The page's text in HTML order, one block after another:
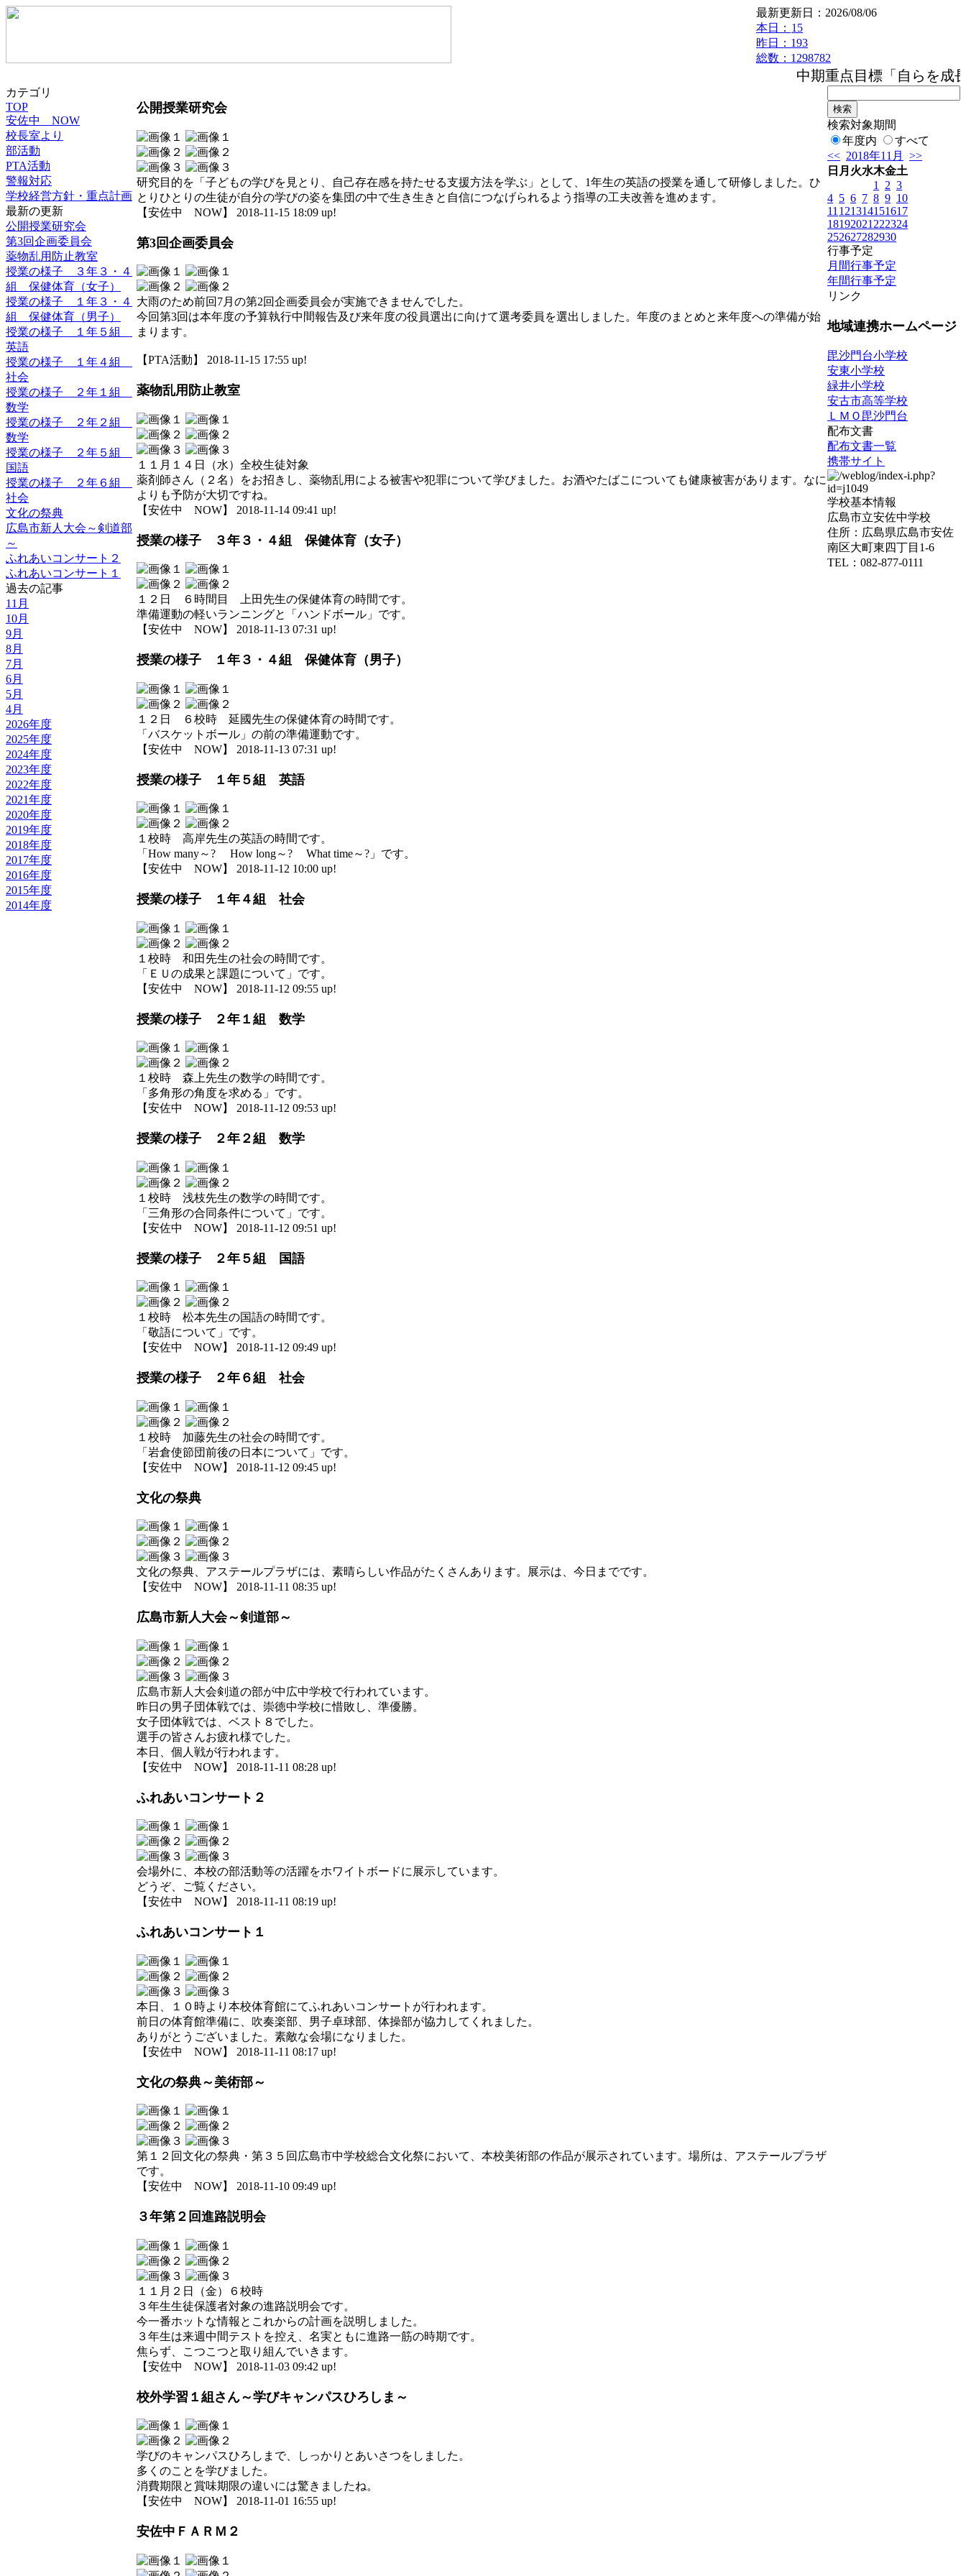
最新更新日：2026/08/06
本日： 15
昨日：193
総数：1298782
中期重点目標「自らを成長
カテゴリ
TOP
安佐中 NOW
校長室より
部活動
PTA活動
警報対応
学校経営方針・重点計画
最新の更新
公開授業研究会
第3回企画委員会
薬物乱用防止教室
授業の様子 ３年３・４
組 保健体育（女子）
授業の様子 １年３・４
組 保健体育（男子）
授業の様子 １年５組
英語
授業の様子 １年４組
社会
授業の様子 ２年１組
数学
授業の様子 ２年２組
数学
授業の様子 ２年５組
国語
授業の様子 ２年６組
社会
文化の祭典
広島市新人大会～剣道部
～
ふれあいコンサート２
ふれあいコンサート１
過去の記事
11月
10月
9月
8月
7月
6月
5月
4月
2026年度
2025年度
2024年度
2023年度
2022年度
2021年度
2020年度
2019年度
2018年度
2017年度
2016年度
2015年度
2014年度
公開授業研究会
研究目的を「子どもの学びを見とり、自己存在感を持たせる支援方法を学ぶ」として、1年生の英語の授業を通して研修しました。ひ
とりひとりの生徒が自分の学びの姿を集団の中で生き生きと自信につなげられるよう指導の工夫改善を進めます。
【安佐中 NOW】 2018-11-15 18:09 up!
第3回企画委員会
大雨のため前回7月の第2回企画委員会が実施できませんでした。
今回第3回は本年度の予算執行中間報告及び来年度の役員選出に向けて選考委員を選出しました。年度のまとめと来年度への準備が始
まります。
【PTA活動】 2018-11-15 17:55 up!
薬物乱用防止教室
１１月１４日（水）全校生徒対象
薬剤師さん（２名）をお招きし、薬物乱用による被害や犯罪について学びました。お酒やたばこについても健康被害があります。なに
よりも予防が大切ですね。
【安佐中 NOW】 2018-11-14 09:41 up!
授業の様子 ３年３・４組 保健体育（女子）
１２日 ６時間目 上田先生の保健体育の時間です。
準備運動の軽いランニングと「ハンドボール」です。
【安佐中 NOW】 2018-11-13 07:31 up!
授業の様子 １年３・４組 保健体育（男子）
１２日 ６校時 延國先生の保健体育の時間です。
「バスケットボール」の前の準備運動です。
【安佐中 NOW】 2018-11-13 07:31 up!
授業の様子 １年５組 英語
１校時 高岸先生の英語の時間です。
「How many～? How long～? What time～?」です。
【安佐中 NOW】 2018-11-12 10:00 up!
授業の様子 １年４組 社会
１校時 和田先生の社会の時間です。
「ＥＵの成果と課題について」です。
【安佐中 NOW】 2018-11-12 09:55 up!
授業の様子 ２年１組 数学
１校時 森上先生の数学の時間です。
「多角形の角度を求める」です。
【安佐中 NOW】 2018-11-12 09:53 up!
授業の様子 ２年２組 数学
１校時 浅枝先生の数学の時間です。
「三角形の合同条件について」です。
【安佐中 NOW】 2018-11-12 09:51 up!
授業の様子 ２年５組 国語
１校時 松本先生の国語の時間です。
「敬語について」です。
【安佐中 NOW】 2018-11-12 09:49 up!
授業の様子 ２年６組 社会
１校時 加藤先生の社会の時間です。
「岩倉使節団前後の日本について」です。
【安佐中 NOW】 2018-11-12 09:45 up!
文化の祭典
文化の祭典、アステールプラザには、素晴らしい作品がたくさんあります。展示は、今日までです。
【安佐中 NOW】 2018-11-11 08:35 up!
広島市新人大会～剣道部～
広島市新人大会剣道の部が中広中学校で行われています。
昨日の男子団体戦では、崇徳中学校に惜敗し、準優勝。
女子団体戦では、ベスト８でした。
選手の皆さんお疲れ様でした。
本日、個人戦が行われます。
【安佐中 NOW】 2018-11-11 08:28 up!
ふれあいコンサート２
会場外に、本校の部活動等の活躍をホワイトボードに展示しています。
どうぞ、ご覧ください。
【安佐中 NOW】 2018-11-11 08:19 up!
ふれあいコンサート１
本日、１０時より本校体育館にてふれあいコンサートが行われます。
前日の体育館準備に、吹奏楽部、男子卓球部、体操部が協力してくれました。
ありがとうございました。素敵な会場になりました。
【安佐中 NOW】 2018-11-11 08:17 up!
文化の祭典～美術部～
第１２回文化の祭典・第３５回広島市中学校総合文化祭において、本校美術部の作品が展示されています。場所は、アステールプラザ
です。
【安佐中 NOW】 2018-11-10 09:49 up!
３年第２回進路説明会
１１月２日（金）６校時
３年生生徒保護者対象の進路説明会です。
今一番ホットな情報とこれからの計画を説明しました。
３年生は来週中間テストを控え、名実ともに進路一筋の時期です。
焦らず、こつこつと取り組んでいきます。
【安佐中 NOW】 2018-11-03 09:42 up!
校外学習１組さん～学びキャンパスひろしま～
学びのキャンパスひろしまで、しっかりとあいさつをしました。
多くのことを学びました。
消費期限と賞味期限の違いには驚きましたね。
【安佐中 NOW】 2018-11-01 16:55 up!
安佐中ＦＡＲＭ２
検索対象期間
年度内
すべて
<< 2018年11月
>>
日 月 火水木金土
1
2 3
4 5 6 7 8 9 10
11 121314151617
18192021 222324
252627282930
行事予定
月間行事予定
年間行事予定
リンク
地域連携ホームページ
毘沙門台小学校
安東小学校
緑井小学校
安古市高等学校
ＬＭＯ毘沙門台
配布文書
配布文書一覧
携帯サイト
学校基本情報
広島市立安佐中学校
住所：広島県広島市安佐
南区大町東四丁目1-6
TEL：082-877-0111